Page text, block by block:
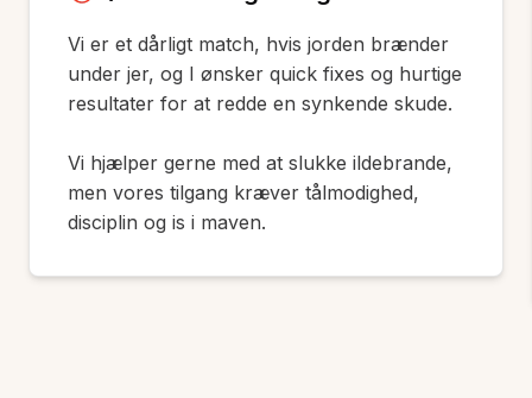
Vi er et dårligt match, hvis jorden brænder
under jer, og I ønsker quick fixes og hurtige
resultater for at redde en synkende skude.
Vi hjælper gerne med at slukke ildebrande,
men vores tilgang kræver tålmodighed,
disciplin og is i maven.